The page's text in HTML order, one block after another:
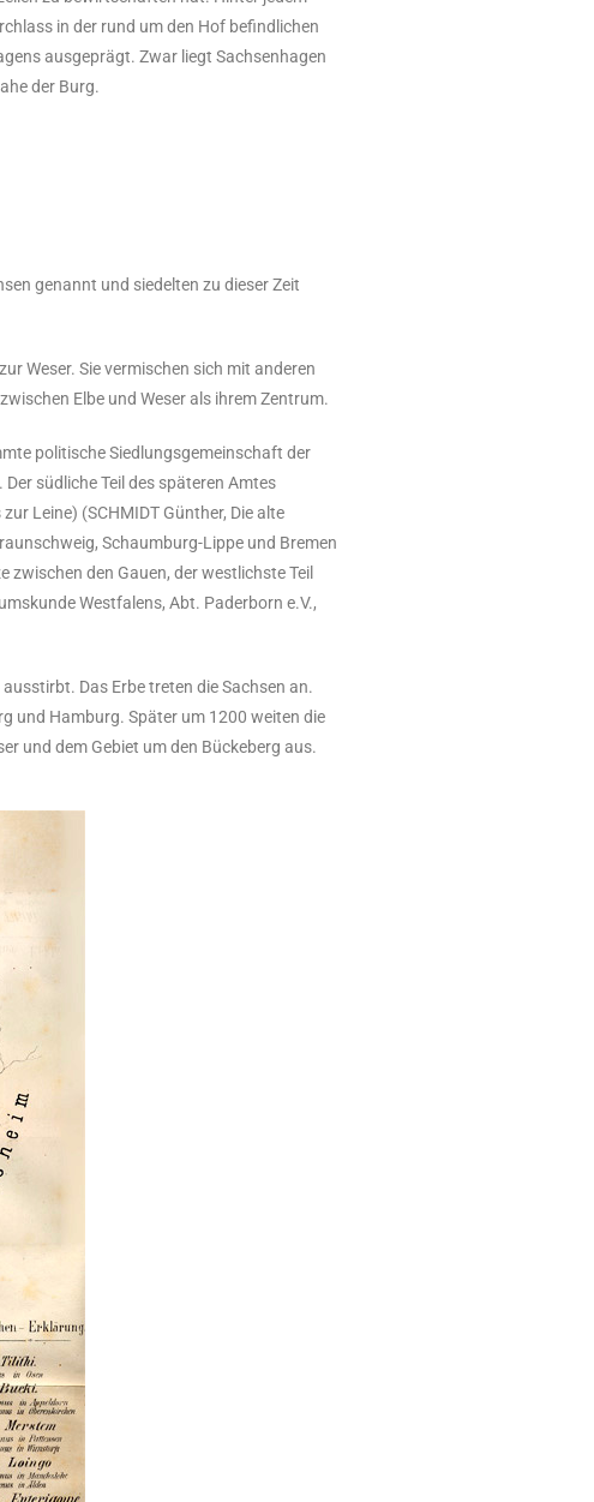
in der rund um den Hof befindlichen
ausgeprägt. Zwar liegt Sachsenhagen
der Burg.
genannt und siedelten zu dieser Zeit
Weser. Sie vermischen sich mit anderen
Elbe und Weser als ihrem Zentrum.
politische Siedlungsgemeinschaft der
südliche Teil des späteren Amtes
Leine) (SCHMIDT Günther, Die alte
Schaumburg-Lippe und Bremen
den Gauen, der westlichste Teil
Westfalens, Abt. Paderborn e.V.,
Das Erbe treten die Sachsen an.
und Hamburg. Später um 1200 weiten die
und dem Gebiet um den Bückeberg aus.